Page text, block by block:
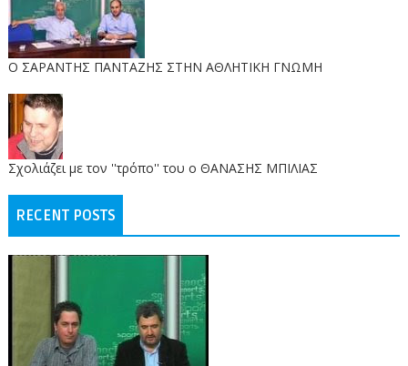
O ΣΑΡΑΝΤΗΣ ΠΑΝΤΑΖΗΣ ΣΤΗΝ ΑΘΛΗΤΙΚΗ ΓΝΩΜΗ
Σχολιάζει με τον ''τρόπο'' του ο ΘΑΝΑΣΗΣ ΜΠΙΛΙΑΣ
RECENT POSTS